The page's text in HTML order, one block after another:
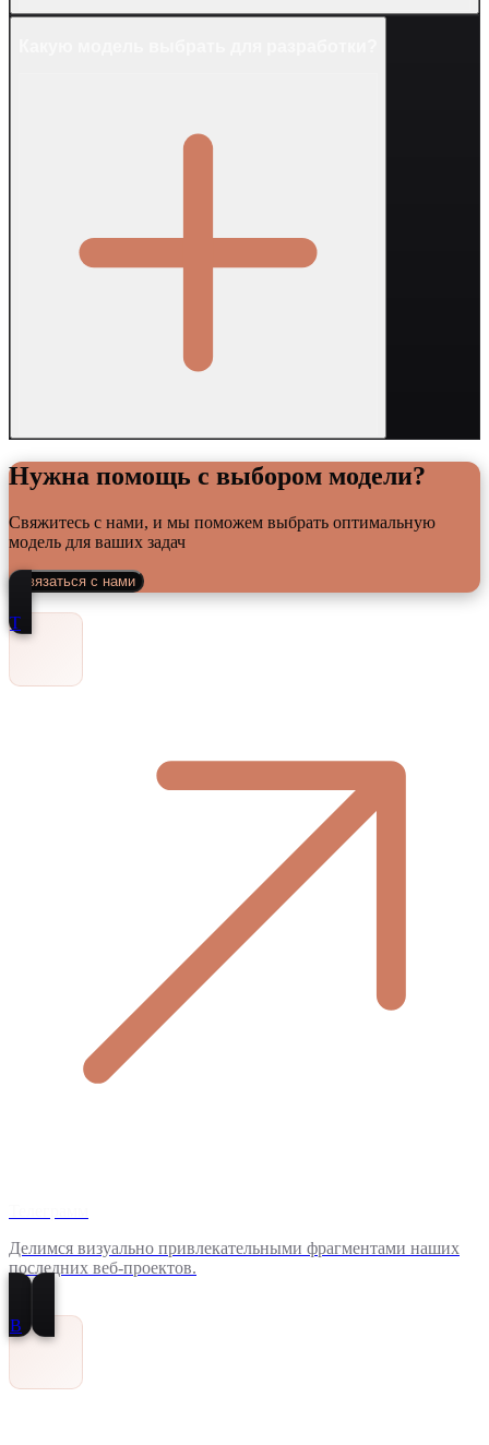
Нужна помощь с выбором модели?
Свяжитесь с нами, и мы поможем выбрать оптимальную
модель для ваших задач
Связаться с нами
Т
Делимся визуально привлекательными фрагментами наших
последних веб-проектов.
В